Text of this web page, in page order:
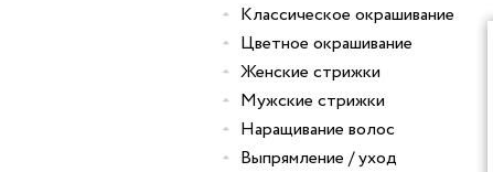
Классическое окрашивание
Цветное окрашивание
Женские стрижки
Мужские стрижки
Наращивание волос
Выпрямление / уход